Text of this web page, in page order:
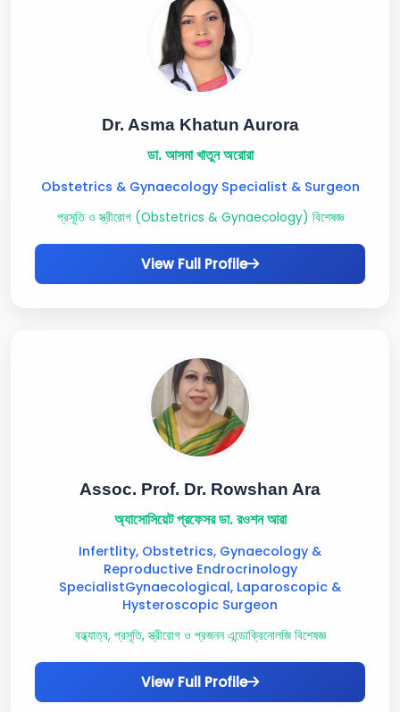
Dr. Asma Khatun Aurora
ডা. আসমা খাতুন অরোরা
Obstetrics & Gynaecology Specialist & Surgeon
প্রসূতি ও স্ত্রীরোগ (Obstetrics & Gynaecology) বিশেষজ্ঞ
View Full Profile
Assoc. Prof. Dr. Rowshan Ara
অ্যাসোসিয়েট প্রফেসর ডা. রওশন আরা
Infertlity, Obstetrics, Gynaecology &
Reproductive Endrocrinology
SpecialistGynaecological, Laparoscopic &
Hysteroscopic Surgeon
বন্ধ্যাত্ব, প্রসূতি, স্ত্রীরোগ ও প্রজনন এন্ডোক্রিনোলজি বিশেষজ্ঞ
View Full Profile